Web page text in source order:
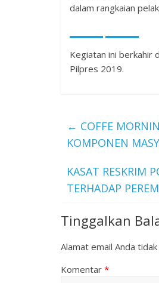
dalam rangkaian
Kegiatan ini berkahir
Pilpres 2019.
← COFFE
KOMPONEN
KASAT RESKRIM
TERHADAP
Tinggalkan
Alamat email Anda
Komentar *